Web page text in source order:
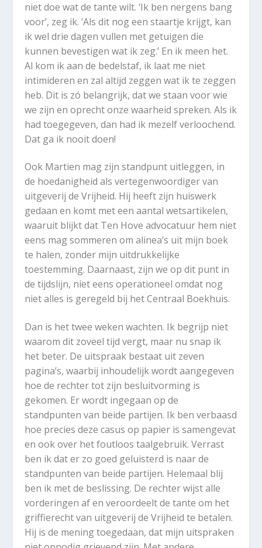
niet doe wat de tante wilt. ‘Ik ben nergens bang
voor’, zeg ik. ‘Als dit nog een staartje krijgt, kan
ik wel drie dagen vullen met getuigen die
kunnen bevestigen wat ik zeg.’ En ik meen het.
Al kom ik aan de bedelstaf, ik laat me niet
intimideren en zal altijd zeggen wat ik te zeggen
heb. Dit is zó belangrijk, dat we staan voor wie
we zijn en oprecht onze waarheid spreken. Als ik
had toegegeven, dan had ik mezelf verloochend.
Dat ga ik nooit doen!
Ook Martien mag zijn standpunt uitleggen, in
de hoedanigheid als vertegenwoordiger van
uitgeverij de Vrijheid. Hij heeft zijn huiswerk
gedaan en komt met een aantal wetsartikelen,
waaruit blijkt dat Ten Hove advocatuur hem niet
eens mag sommeren om alinea’s uit mijn boek
te halen, zonder mijn uitdrukkelijke
toestemming. Daarnaast, zijn we op dit punt in
de tijdslijn, niet eens operationeel omdat nog
niet alles is geregeld bij het Centraal Boekhuis.
Dan is het twee weken wachten. Ik begrijp niet
waarom dit zoveel tijd vergt, maar nu snap ik
het beter. De uitspraak bestaat uit zeven
pagina’s, waarbij inhoudelijk wordt aangegeven
hoe de rechter tot zijn besluitvorming is
gekomen. Er wordt ingegaan op de
standpunten van beide partijen. Ik ben verbaasd
hoe precies deze casus op papier is samengevat
en ook over het foutloos taalgebruik. Verrast
ben ik dat er zo goed geluisterd is naar de
standpunten van beide partijen. Helemaal blij
ben ik met de beslissing. De rechter wijst alle
vorderingen af en veroordeelt de tante om het
griffierecht van uitgeverij de Vrijheid te betalen.
Hij is de mening toegedaan, dat mijn uitspraken